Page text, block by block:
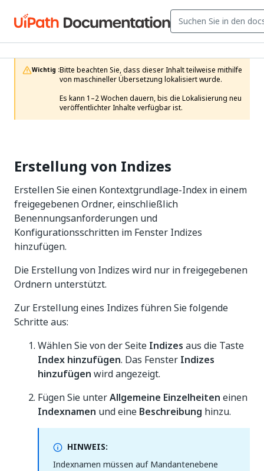
Wichtig :Bitte beachten Sie, dass dieser Inhalt teilweise mithilfe
von maschineller Übersetzung lokalisiert wurde.
Es kann 1–2 Wochen dauern, bis die Lokalisierung neu
veröffentlichter Inhalte verfügbar ist.
Erstellung von Indizes
Erstellen Sie einen Kontextgrundlage-Index in einem
freigegebenen Ordner, einschließlich
Benennungsanforderungen und
Konfigurationsschritten im Fenster Indizes
hinzufügen.
Die Erstellung von Indizes wird nur in freigegebenen
Ordnern unterstützt.
Zur Erstellung eines Indizes führen Sie folgende
Schritte aus:
Wählen Sie von der Seite Indizes aus die Taste
Index hinzufügen. Das Fenster Indizes
hinzufügen wird angezeigt.
Fügen Sie unterAllgemeine Einzelheiten einen
Indexnamen und eine Beschreibung hinzu.
HINWEIS:
Indexnamen müssen auf Mandantenebene